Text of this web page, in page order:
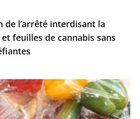
de l’arrêté interdisant la
feuilles de cannabis sans